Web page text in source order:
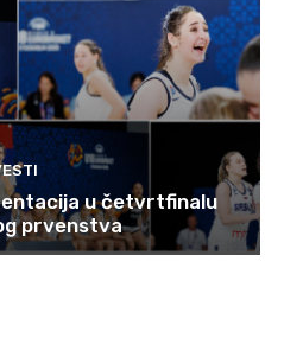
u četvrtfinalu
prvenstva